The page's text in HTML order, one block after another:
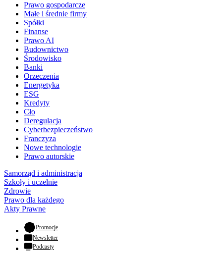
Prawo gospodarcze
Małe i średnie firmy
Spółki
Finanse
Prawo AI
Budownictwo
Środowisko
Banki
Orzeczenia
Energetyka
ESG
Kredyty
Cło
Deregulacja
Cyberbezpieczeństwo
Franczyza
Nowe technologie
Prawo autorskie
Samorząd i administracja
Szkoły i uczelnie
Zdrowie
Prawo dla każdego
Akty Prawne
Promocje- otwiera się w nowej karcie
Newsletter
Podcasty